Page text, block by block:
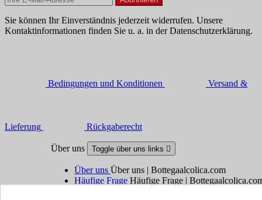
Sie können Ihr Einverständnis jederzeit widerrufen. Unsere
Kontaktinformationen finden Sie u. a. in der Datenschutzerklärung.
Bedingungen und Konditionen Versand &
Lieferung Rückgaberecht
Über uns Toggle über uns links 
Über uns Über uns | Bottegaalcolica.com
Häufige Frage Häufige Frage |